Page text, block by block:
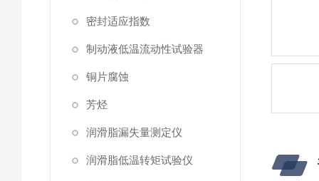
密封适应指数
制动液低温流动性试验器
铜片腐蚀
芳烃
润滑脂漏失量测定仪
润滑脂低温转矩试验仪